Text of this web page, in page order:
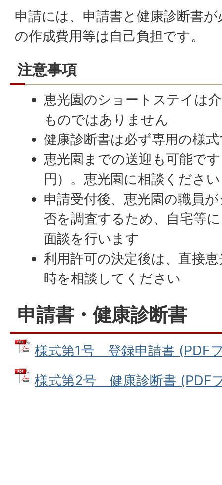
申請には、申請書と健康診断書
の作成費用等は自己負担です。
注意事項
恵光園のショートステイは
ものではありません
健康診断書は必ず専用の様
恵光園までの送迎も可能で
円）。恵光園に相談ください
申請受付後、恵光園の職員
否を調査するため、自宅等
面談を行います
利用許可の決定後は、直接
時を相談してください
申請書・健康診断書
様式第1号 登録申請書 (PDF
様式第2号 健康診断書 (PDF